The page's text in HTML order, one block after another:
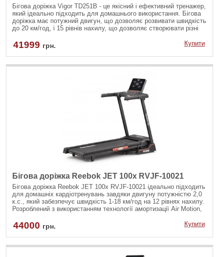
Бігова доріжка Vigor TD251B - це якісний і ефективний тренажер,
який ідеально підходить для домашнього використання. Бігова
доріжка має потужний двигун, що дозволяє розвивати швидкість
до 20 км/год, і 15 рівнів нахилу, що дозволяє створювати різні
41999 грн. Купити
Бігова доріжка Reebok JET 100x RVJF-10021
Бігова доріжка Reebok JET 100x RVJF-10021 ідеально підходить
для домашніх кардіотренувань завдяки двигуну потужністю 2,0
к.с., який забезпечує швидкість 1-18 км/год на 12 рівнях нахилу.
Розроблений з використанням технології амортизації Air Motion,
амортизаційними подушками, щоб забезпечити підтримку там,
де це найбільше необхідно, і привносячи комфорт і ефективність
під час бігу.
44000 грн. Купити